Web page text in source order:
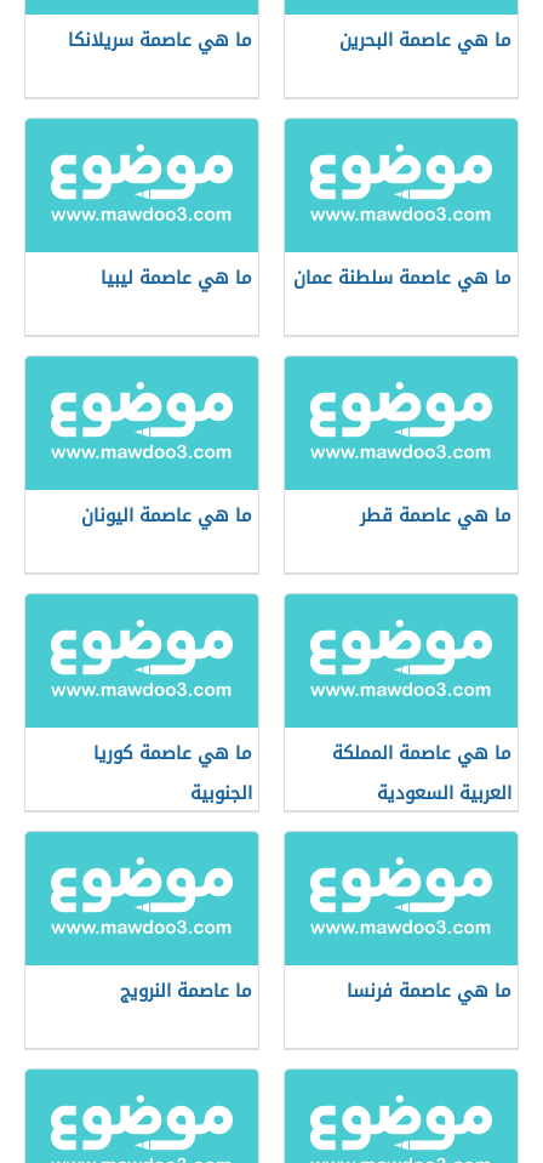
ما هي عاصمة البحرين ما هي عاصمة سريلانكا
ما هي عاصمة سلطنة عمان ما هي عاصمة ليبيا
ما هي عاصمة قطر ما هي عاصمة اليونان
ما هي عاصمة المملكة
العربية السعودية
ما هي عاصمة كوريا
الجنوبية
ما هي عاصمة فرنسا ما عاصمة النرويج